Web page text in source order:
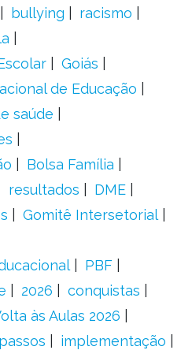
bullying
racismo
Goiás
de Educação
saúde
Bolsa Família
resultados
DME
Gomitê Intersetorial
PBF
2026
conquistas
às Aulas 2026
implementação